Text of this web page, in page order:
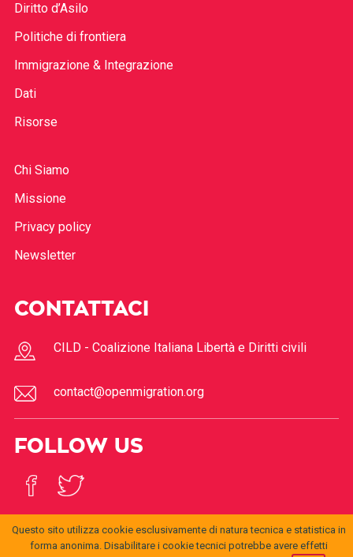
Diritto d’Asilo
Politiche di frontiera
Immigrazione & Integrazione
Dati
Risorse
Chi Siamo
Missione
Privacy policy
Newsletter
CONTATTACI
CILD - Coalizione Italiana Libertà e Diritti civili
contact@openmigration.org
FOLLOW US
Questo sito utilizza cookie esclusivamente di natura tecnica e statistica in
forma anonima. Disabilitare i cookie tecnici potrebbe avere effetti